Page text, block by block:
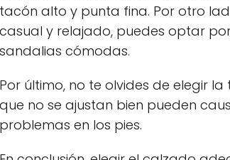
tacón alto y punta fina. Por otro
casual y relajado, puedes optar
sandalias cómodas.
Por último, no te olvides de elegir
que no se ajustan bien pueden
problemas en los pies.